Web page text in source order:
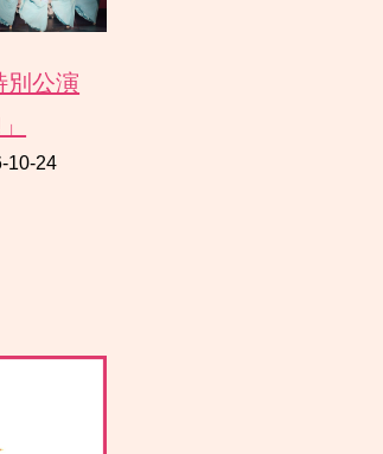
別公演
10-24